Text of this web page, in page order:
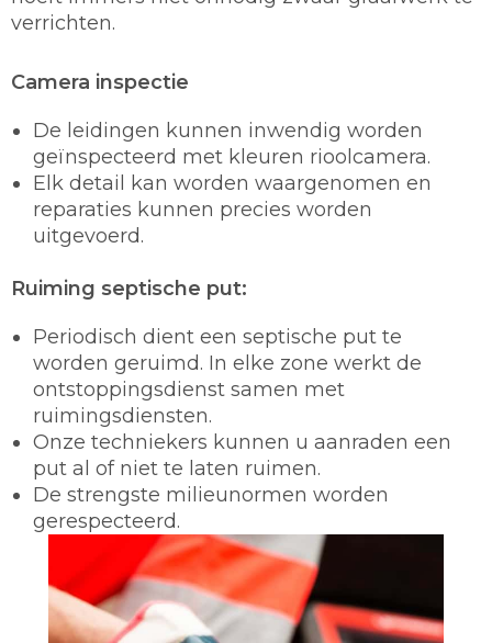
verrichten.
Camera inspectie
De leidingen kunnen inwendig worden
geïnspecteerd met kleuren rioolcamera.
Elk detail kan worden waargenomen en
reparaties kunnen precies worden
uitgevoerd.
Ruiming septische put:
Periodisch dient een septische put te
worden geruimd. In elke zone werkt de
ontstoppingsdienst samen met
ruimingsdiensten.
Onze techniekers kunnen u aanraden een
put al of niet te laten ruimen.
De strengste milieunormen worden
gerespecteerd.